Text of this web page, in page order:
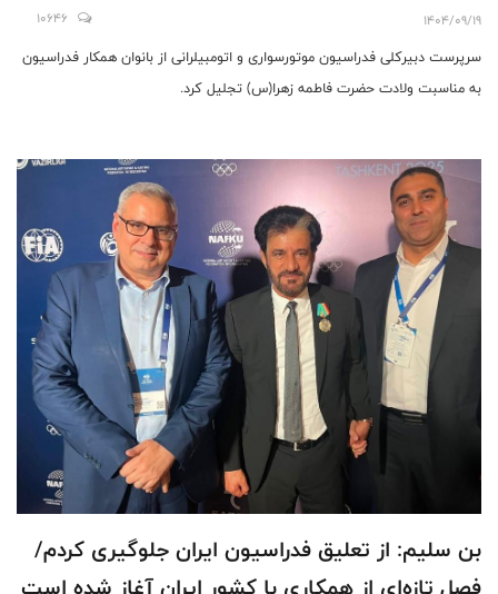
1404/09/19
10646
سرپرست دبیرکلی فدراسیون موتورسواری و اتومبیلرانی از بانوان همکار فدراسیون
به مناسبت ولادت حضرت فاطمه زهرا(س) تجلیل کرد.
بن سلیم: از تعلیق فدراسیون ایران جلوگیری کردم/